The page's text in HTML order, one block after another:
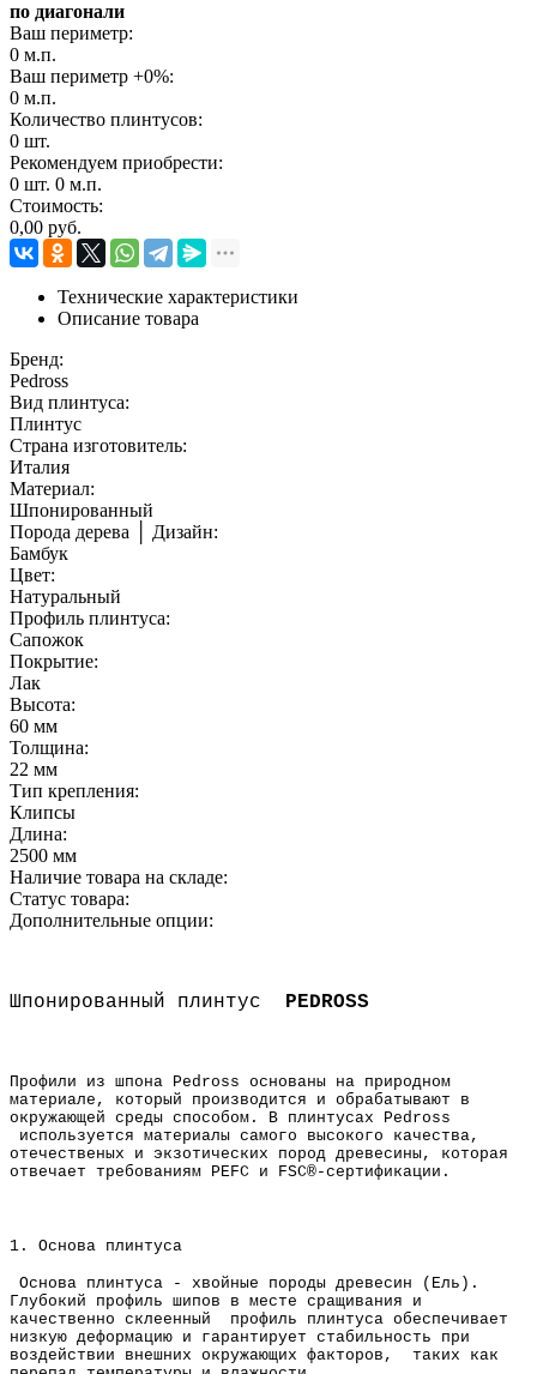
по диагонали
Ваш периметр:
0 м.п.
Ваш периметр +0%:
0 м.п.
Количество плинтусов:
0 шт.
Рекомендуем приобрести:
0 шт. 0 м.п.
Стоимость:
0,00 руб.
Технические характеристики
Описание товара
Бренд:
Pedross
Вид плинтуса:
Плинтус
Страна изготовитель:
Италия
Материал:
Шпонированный
Порода дерева │ Дизайн:
Бамбук
Цвет:
Натуральный
Профиль плинтуса:
Сапожок
Покрытие:
Лак
Высота:
60 мм
Толщина:
22 мм
Тип крепления:
Клипсы
Длина:
2500 мм
Наличие товара на складе:
Статус товара:
Дополнительные опции:
Шпонированный плинтус PEDROSS
Профили из шпона Pedross основаны на природном
материале, который производится и обрабатывают в
окружающей среды способом. В плинтусах Pedross
используется материалы самого высокого качества,
отечественых и экзотических пород древесины, которая
отвечает требованиям PEFC и FSC®-сертификации.
1. Основа плинтуса
Основа плинтуса - хвойные породы древесин (Ель).
Глубокий профиль шипов в месте сращивания и
качественно склеенный профиль плинтуса обеспечивает
низкую деформацию и гарантирует стабильность при
воздействии внешних окружающих факторов, таких как